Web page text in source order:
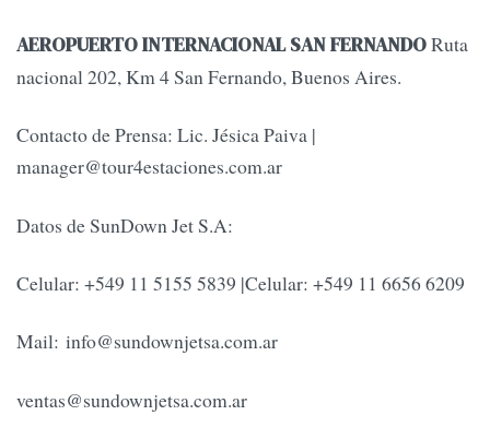
AEROPUERTO INTERNACIONAL SAN FERNANDORuta
nacional 202, Km 4 San Fernando, Buenos Aires.
Contacto de Prensa: Lic. Jésica Paiva |
manager@tour4estaciones.com.ar
Datos de SunDown Jet S.A:
Celular: +549 11 5155 5839 |Celular: +549 11 6656 6209
Mail: info@sundownjetsa.com.ar
ventas@sundownjetsa.com.ar